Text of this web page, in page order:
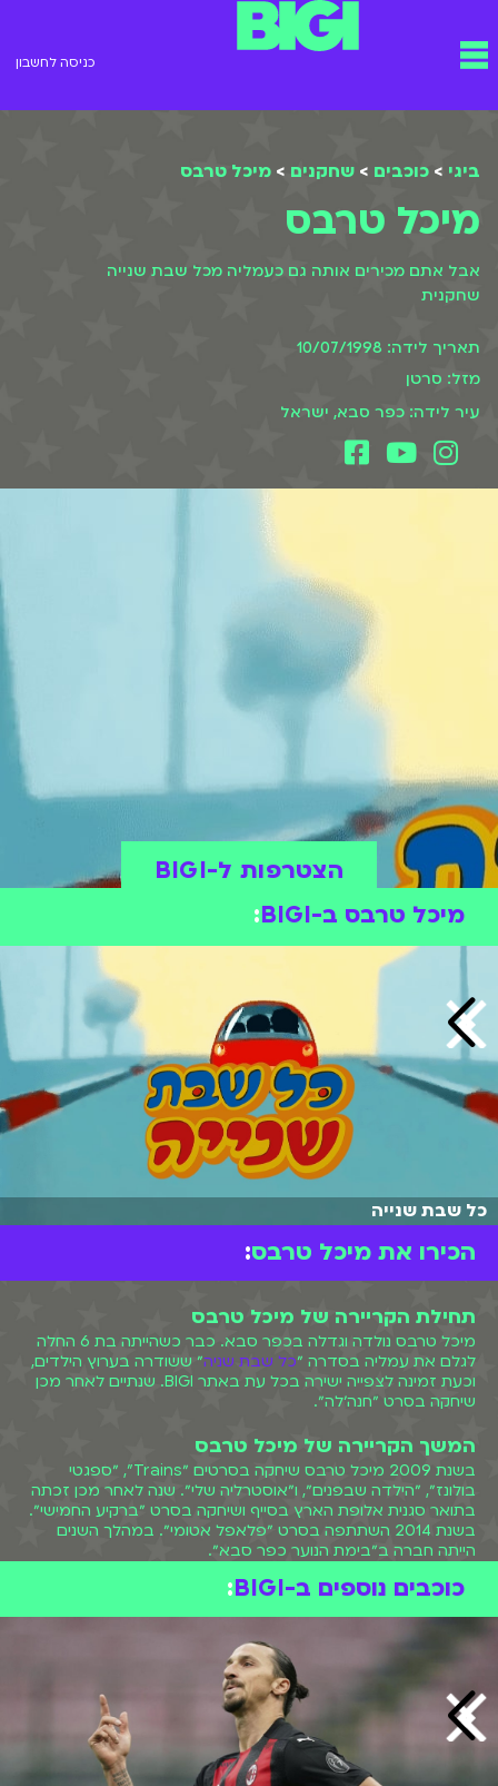
תפריט כניסה לחשבון
ביגי > כוכבים > שחקנים > מיכל טרבס
מיכל טרבס
אבל אתם מכירים אותה גם כעמליה מכל שבת שנייה
שחקנית
תאריך לידה: 10/07/1998
מזל: סרטן
עיר לידה: כפר סבא, ישראל
הצטרפות ל-BIGI
מיכל טרבס ב-BIGI
:
כל שבת שנייה
הכירו את מיכל טרבס:
תחילת הקריירה של מיכל טרבס
מיכל טרבס נולדה וגדלה בכפר סבא. כבר כשהייתה בת 6 החלה
לגלם את עמליה בסדרה ״כל שבת שניה״ ששודרה בערוץ הילדים,
וכעת זמינה לצפייה ישירה בכל עת באתר BIGI. שנתיים לאחר מכן
שיחקה בסרט ״חנה׳לה״.
המשך הקריירה של מיכל טרבס
בשנת 2009 מיכל טרבס שיחקה בסרטים ״Trains", ״ספגטי
בולונז״, ״הילדה שבפנים״, ו״אוסטרליה שלי״. שנה לאחר מכן זכתה
בתואר סגנית אלופת הארץ בסייף ושיחקה בסרט ״ברקיע החמישי״.
בשנת 2014 השתתפה בסרט ״פלאפל אטומי״. במהלך השנים
הייתה חברה ב״בימת הנוער כפר סבא״.
כוכבים נוספים ב-BIGI :